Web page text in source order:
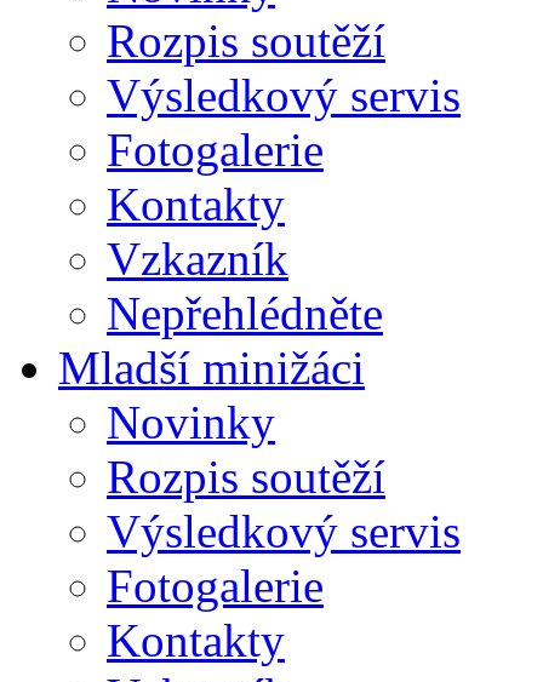
Rozpis soutěží
Výsledkový servis
Fotogalerie
Kontakty
Vzkazník
Nepřehlédněte
Mladší minižáci
Novinky
Rozpis soutěží
Výsledkový servis
Fotogalerie
Kontakty